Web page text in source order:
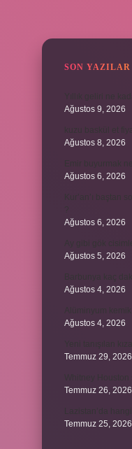
SON YAZILAR
Ağustos 9, 2026
Ağustos 8, 2026
Ağustos 6, 2026
Ağustos 6, 2026
Ağustos 5, 2026
Ağustos 4, 2026
Ağustos 4, 2026
Temmuz 29, 2026
Temmuz 26, 2026
Temmuz 25, 2026